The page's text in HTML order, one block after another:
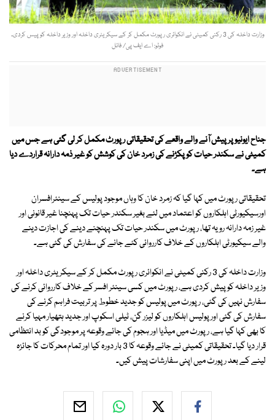
وزارت داخلہ کی 3 رکنی کمیٹی نے انکوائری رپورٹ مکمل کر کے سیکریٹری داخلہ اور وزیر داخلہ کو پیس کردی۔
فوٹو: اے ایف پی/ فائل
جناح ایونیو پرپیش آنے والے واقعے کی تحقیقاتی رپورٹ مکمل کر لی گئی ہے جس میں
کمیٹی نے سکندر حیات کو پکڑنے کی زمرد خان کی کوشش کو غیر ذمہ دارانہ قراردے دیا
ہے۔
تحقیقاتی رپورٹ میں کہا گیا کہ زمرد خان کا وہاں موجود پولیس کے سینئرافسران
اورسیکیورٹی اہلکاروں کو اعتماد میں لئے بغیر سکندر حیات تک پہنچنا غیر قانونی اور
غیر زمہ دارانہ رویہ تھا، رپورٹ میں سکندر حیات تک پہنچنے دینے کی اجازت دینے
والے سیکیورٹی اہلکاروں کے خلاف کارروائی کئے جانے کی سفارش کی گئی ہے۔
وزارت داخلہ کی 3 رکنی کمیٹی نے انکوائری رپورٹ مکمل کر کے سیکریٹری داخلہ اور
وزیر داخلہ کو پیش کردی ہے، رپورٹ میں کسی سینئر افسر کے خلاف کارروائی کرنے کی
سفارش نہیں کی گئی، رپورٹ میں پولیس کو جدید خطوط پر تربیت فراہم کرنے کی
سفارش کی گئی اور پولیس اہلکاروں کو لیزر گن، ٹیلی اسکوپ اور جدید ہتھیار مہیا کرنے
کا بھی کہا گیا ہے، رپورٹ میں میڈیا اور ہجوم کی جائے وقوعہ پر موجودگی کو بد انتظامی
قرار دیا گیا۔ تحقیقاتی کمیٹی نے جائے وقوعہ کا 3 بار دورہ کیا اور تمام محرکات کا جائزہ
لینے کے بعد رپورٹ میں اپنی سفارشات پیش کیں۔